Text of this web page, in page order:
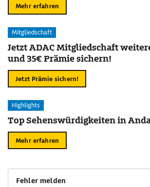
Mehr erfahren
Mitgliedschaft
Jetzt ADAC Mitgliedschaft
und 35€ Prämie sichern!
Jetzt Prämie sichern!
Highlights
Top Sehenswürdigkeiten in
Mehr erfahren
Fehler melden